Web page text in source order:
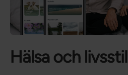
Hälsa och livsstil